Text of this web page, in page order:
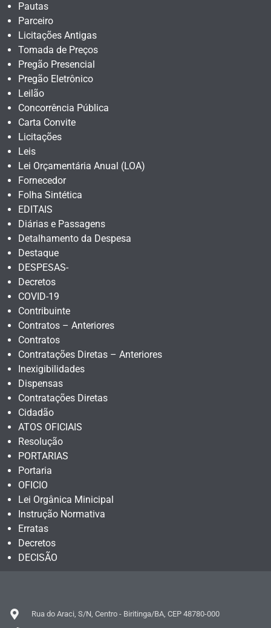
Pautas
Parceiro
Licitações Antigas
Tomada de Preços
Pregão Presencial
Pregão Eletrônico
Leilão
Concorrência Pública
Carta Convite
Licitações
Leis
Lei Orçamentária Anual (LOA)
Fornecedor
Folha Sintética
EDITAIS
Diárias e Passagens
Detalhamento da Despesa
Destaque
DESPESAS-
Decretos
COVID-19
Contribuinte
Contratos – Anteriores
Contratos
Contratações Diretas – Anteriores
Inexigibilidades
Dispensas
Contratações Diretas
Cidadão
ATOS OFICIAIS
Resolução
PORTARIAS
Portaria
OFICIO
Lei Orgânica Minicipal
Instrução Normativa
Erratas
Decretos
DECISÃO
Rua do Araci, S/N, Centro - Biritinga/BA, CEP 48780-000